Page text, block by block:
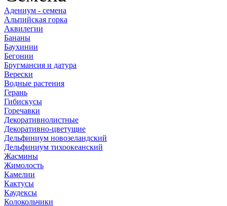
Адениум - семена
Альпийская горка
Аквилегии
Бананы
Баухинии
Бегонии
Бругмансия и датура
Верески
Водные растения
Герань
Гибискусы
Горечавки
Декоративнолистные
Декоративно-цветущие
Дельфиниум новозеландский
Дельфиниум тихоокеанский
Жасмины
Жимолость
Камелии
Кактусы
Каудексы
Колокольчики